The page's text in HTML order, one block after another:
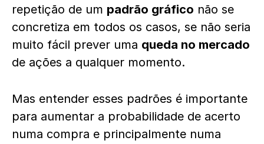
repetição de um padrão gráfico não se
concretiza em todos os casos, se não seria
muito fácil prever uma queda no mercado
de ações a qualquer momento.
Mas entender esses padrões é importante
para aumentar a probabilidade de acerto
numa compra e principalmente numa